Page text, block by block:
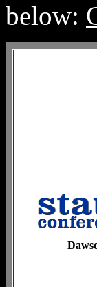
below: